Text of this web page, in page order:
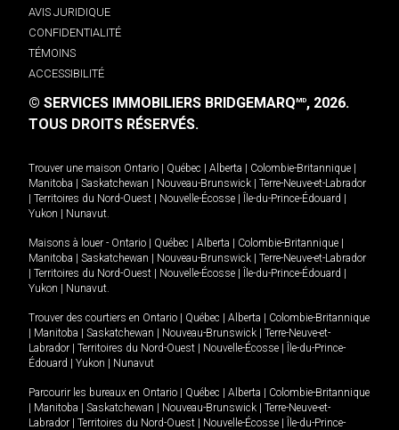
AVIS JURIDIQUE
CONFIDENTIALITÉ
TÉMOINS
ACCESSIBILITÉ
© SERVICES IMMOBILIERS BRIDGEMARQMD, 2026.
TOUS DROITS RÉSERVÉS.
Trouver une maison Ontario | Québec | Alberta | Colombie-Britannique |
Manitoba | Saskatchewan | Nouveau-Brunswick | Terre-Neuve-et-Labrador
| Territoires du Nord-Ouest | Nouvelle-Écosse | Île-du-Prince-Édouard |
Yukon | Nunavut.
Maisons à louer - Ontario | Québec | Alberta | Colombie-Britannique |
Manitoba | Saskatchewan | Nouveau-Brunswick | Terre-Neuve-et-Labrador
| Territoires du Nord-Ouest | Nouvelle-Écosse | Île-du-Prince-Édouard |
Yukon | Nunavut.
Trouver des courtiers en Ontario | Québec | Alberta | Colombie-Britannique
| Manitoba | Saskatchewan | Nouveau-Brunswick | Terre-Neuve-et-
Labrador | Territoires du Nord-Ouest | Nouvelle-Écosse | Île-du-Prince-
Édouard | Yukon | Nunavut
Parcourir les bureaux en Ontario | Québec | Alberta | Colombie-Britannique
| Manitoba | Saskatchewan | Nouveau-Brunswick | Terre-Neuve-et-
Labrador | Territoires du Nord-Ouest | Nouvelle-Écosse | Île-du-Prince-